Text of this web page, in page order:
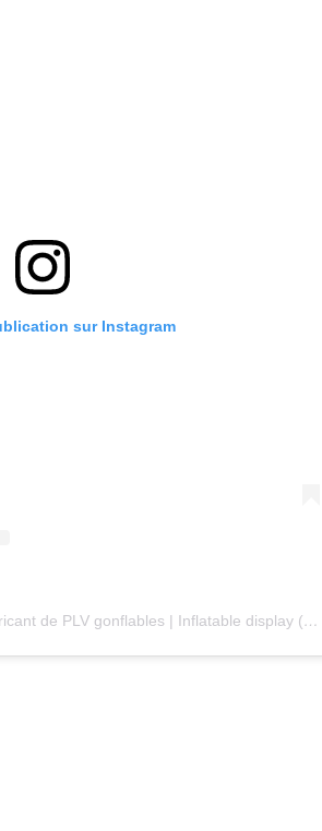
sur Instagram
Une publication partagée par Fabricant de PLV gonflables | Inflatable display (@airsystems_france)